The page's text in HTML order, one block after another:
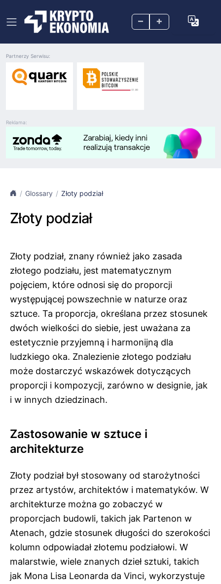
– +
Reklama:
Partnerzy Serwisu:
Glossary Złoty podział
Złoty podział
Złoty podział, znany również jako zasada
złotego podziału, jest matematycznym
pojęciem, które odnosi się do proporcji
występującej powszechnie w naturze oraz
sztuce. Ta proporcja, określana przez stosunek
dwóch wielkości do siebie, jest uważana za
estetycznie przyjemną i harmonijną dla
ludzkiego oka. Znalezienie złotego podziału
może dostarczyć wskazówek dotyczących
proporcji i kompozycji, zarówno w designie, jak
i w innych dziedzinach.
Zastosowanie w sztuce i
architekturze
Złoty podział był stosowany od starożytności
przez artystów, architektów i matematyków. W
architekturze można go zobaczyć w
proporcjach budowli, takich jak Partenon w
Atenach, gdzie stosunek długości do szerokości
kolumn odpowiadał złotemu podziałowi. W
malarstwie, wiele znanych dzieł sztuki, takich
jak Mona Lisa Leonarda da Vinci, wykorzystuje